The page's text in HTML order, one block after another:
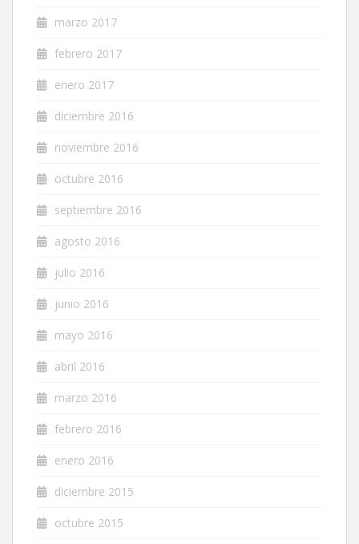
marzo 2017
febrero 2017
enero 2017
diciembre 2016
noviembre 2016
octubre 2016
septiembre 2016
agosto 2016
julio 2016
junio 2016
mayo 2016
abril 2016
marzo 2016
febrero 2016
enero 2016
diciembre 2015
octubre 2015